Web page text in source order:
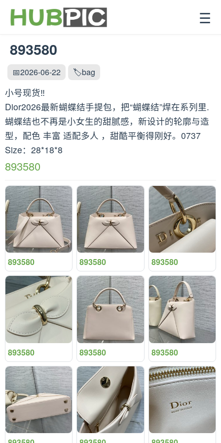
☰
893580
📅2026-06-22 🏷️bag
小号现货‼️
Dior2026最新蝴蝶结手提包，把“蝴蝶结”焊在系列里.
蝴蝶结也不再是小女生的甜腻感，新设计的轮廓与造
型，配色 丰富 适配多人 ，甜酷平衡得刚好。0737
Size：28*18*8
893580
893580 893580 893580
893580 893580 893580